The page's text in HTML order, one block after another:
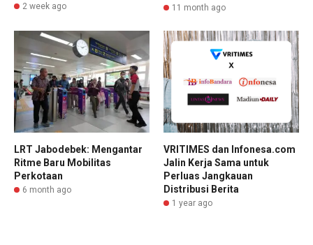
2 week ago 11 month ago
LRT Jabodebek: Mengantar
Ritme Baru Mobilitas
Perkotaan
6 month ago
VRITIMES dan Infonesa.com
Jalin Kerja Sama untuk
Perluas Jangkauan
Distribusi Berita
1 year ago